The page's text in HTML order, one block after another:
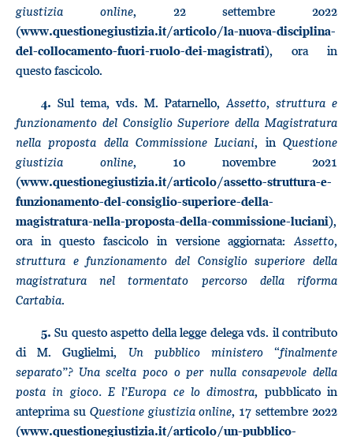
giustizia online, 22 settembre 2022
(www.questionegiustizia.it/articolo/la-nuova-disciplina-
del-collocamento-fuori-ruolo-dei-magistrati), ora in
questo fascicolo.
4. Sul tema, vds. M. Patarnello, Assetto, struttura e
funzionamento del Consiglio Superiore della Magistratura
nella proposta della Commissione Luciani, inQuestione
giustizia online, 10 novembre 2021
(www.questionegiustizia.it/articolo/assetto-struttura-e-
funzionamento-del-consiglio-superiore-della-
magistratura-nella-proposta-della-commissione-luciani),
ora in questo fascicolo in versione aggiornata: Assetto,
struttura e funzionamento del Consiglio superiore della
magistratura nel tormentato percorso della riforma
Cartabia.
5. Su questo aspetto della legge delega vds. il contributo
di M. Guglielmi, Un pubblico ministero “finalmente
separato”? Una scelta poco o per nulla consapevole della
posta in gioco. E l’Europa ce lo dimostra, pubblicato in
anteprima su Questione giustizia online, 17 settembre 2022
(www.questionegiustizia.it/articolo/un-pubblico-